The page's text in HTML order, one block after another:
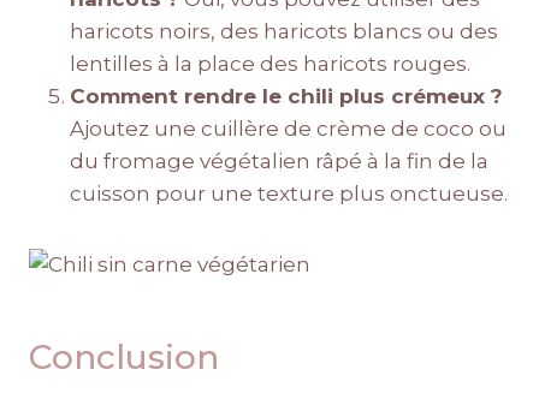
haricots noirs, des haricots blancs ou des
lentilles à la place des haricots rouges.
Comment rendre le chili plus crémeux ?
Ajoutez une cuillère de crème de coco ou
du fromage végétalien râpé à la fin de la
cuisson pour une texture plus onctueuse.
Conclusion